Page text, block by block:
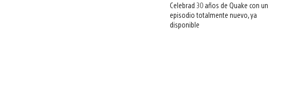
Celebrad 30 años de Quake con un
episodio totalmente nuevo, ya
disponible